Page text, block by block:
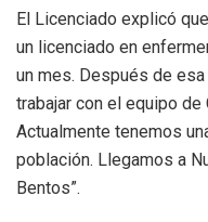
El Licenciado explicó
un licenciado en
un mes. Después de
trabajar con el equipo
Actualmente tenemos
población. Llegamos a
Bentos”.